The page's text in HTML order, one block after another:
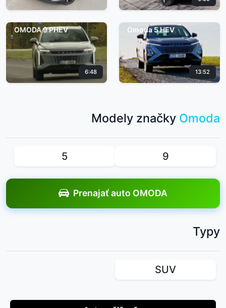
OMODA 9 PHEV
6:48
Omoda 5 HEV
13:52
Modely značky Omoda
5 9
Prenajať auto OMODA
Typy
SUV